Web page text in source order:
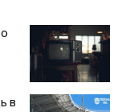
в